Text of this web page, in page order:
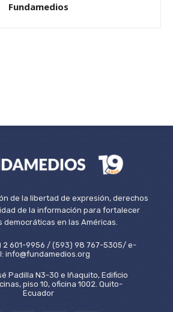
Fundamedios
de la libertad de expresión, derechos
de la información para fortalecer
democráticas en las Américas.
2 601-9956 / (593) 98 767-5305/ e-
info@fundamedios.org
Padilla N3-30 e Iñaquito, Edificio
piso 10, oficina 1002. Quito-
Ecuador